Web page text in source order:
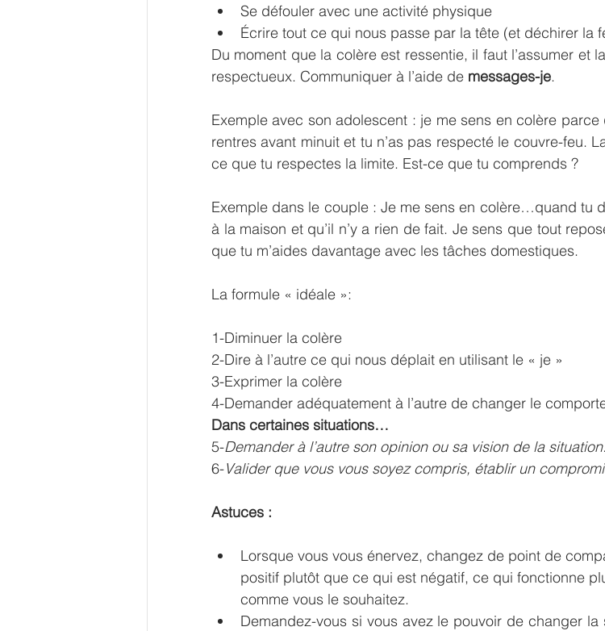
Se défouler avec une activité physique
Écrire tout ce qui nous passe par la tête (et déchirer la
Du moment que la colère est ressentie, il faut l’assumer et
respectueux. Communiquer à l’aide de messages-je.
Exemple avec son adolescent : je me sens en colère
rentres avant minuit et tu n’as pas respecté le couvre-feu.
ce que tu respectes la limite. Est-ce que tu comprends ?
Exemple dans le couple : Je me sens en colère…quand tu
à la maison et qu’il n’y a rien de fait. Je sens que tout
que tu m’aides davantage avec les tâches domestiques.
La formule « idéale »:
1-Diminuer la colère
2-Dire à l’autre ce qui nous déplait en utilisant le « je »
3-Exprimer la colère
4-Demander adéquatement à l’autre de changer le
Dans certaines situations…
5-Demander à l’autre son opinion ou sa vision de la
6-Valider que vous vous soyez compris, établir un
Astuces :
Lorsque vous vous énervez, changez de point de
positif plutôt que ce qui est négatif, ce qui fonctionne
comme vous le souhaitez.
Demandez-vous si vous avez le pouvoir de changer